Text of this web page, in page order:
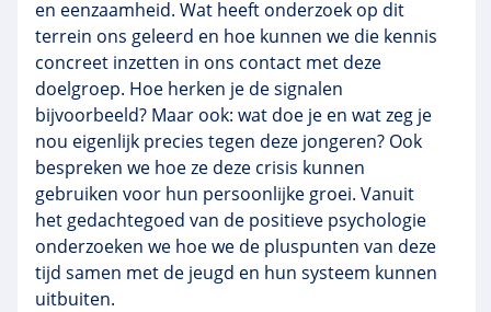
en eenzaamheid. Wat heeft onderzoek op dit
terrein ons geleerd en hoe kunnen we die kennis
concreet inzetten in ons contact met deze
doelgroep. Hoe herken je de signalen
bijvoorbeeld? Maar ook: wat doe je en wat zeg je
nou eigenlijk precies tegen deze jongeren? Ook
bespreken we hoe ze deze crisis kunnen
gebruiken voor hun persoonlijke groei. Vanuit
het gedachtegoed van de positieve psychologie
onderzoeken we hoe we de pluspunten van deze
tijd samen met de jeugd en hun systeem kunnen
uitbuiten.